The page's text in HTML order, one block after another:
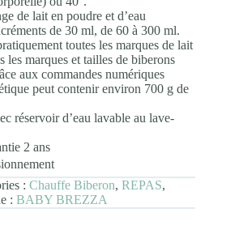
de lait en poudre et d’eau
de 30 ml, de 60 à 300 ml.
toutes les marques de lait
les marques et tailles de biberons
aux commandes numériques
peut contenir environ 700 g de
réservoir d’eau lavable au lave-
2 ans
: Chauffe Biberon, REPAS,
: BABY BREZZA